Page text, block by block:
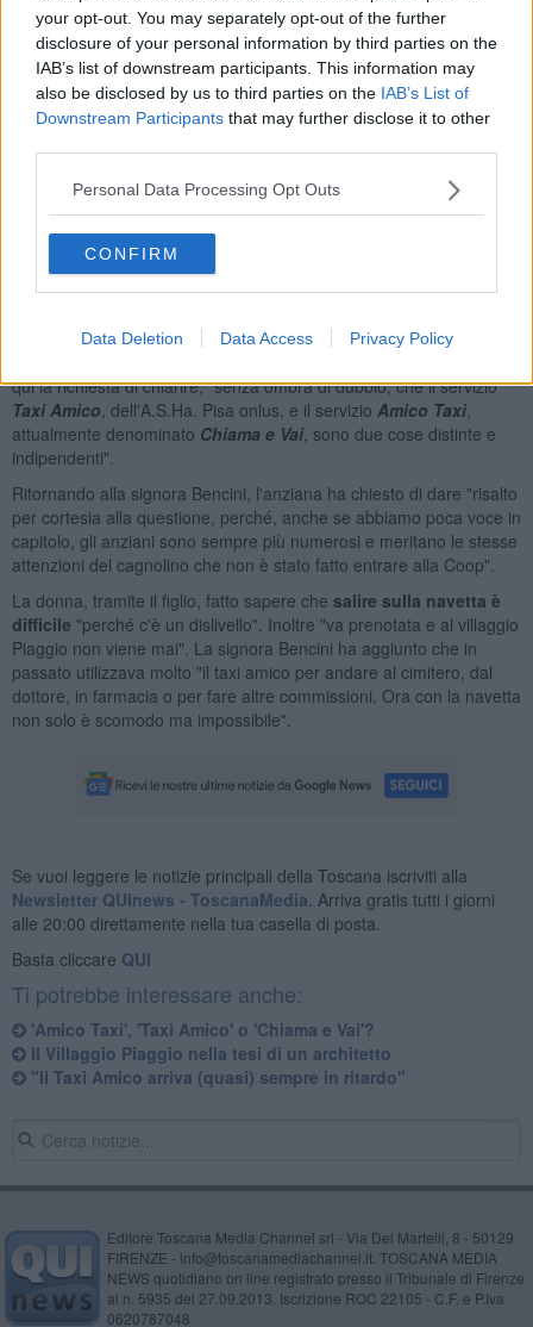
your opt-out. You may separately opt-out of the further
disclosure of your personal information by third parties on the
IAB’s list of downstream participants. This information may
also be disclosed by us to third parties on the IAB’s List of
Downstream Participants that may further disclose it to other
Personal Data Processing Opt Outs
CONFIRM
Data Deletion Data Access Privacy Policy
chiamava"Amico Taxi" e ora, addirittura, "Chiama e Vai"
però buona parte degli utenti e non solo chiamano, tanto
familiarmente quanto erroneamente, "Taxi Amico". Anche la
similitudine fra i due nomi, del resto, facilita la confusione.
"In qualità di Presidente dell'
A.S.Ha.Pisa onlus
mesi faLuigi Gariano- mi vedo costretto a ribadire cheil nostro
servizio di trasportoTaxi Amico è altro dall' Amico Taxi, che è il
servizio nato da una convenzione tra i tassisti e il comune di
Pontedera per un trasporto agevolato a favore degli anziani".
"Il nostro servizio Taxi Amico
per gli utenti dellaValderadal 2003, con un migliaio di trasporti
professionalità e puntualità del servizio stesso, riservato ai
qui la richiesta di chiarire, "senza ombra di dubbio, che il servizio
Taxi Amico , dell'A.S.Ha. Pisa onlus, e il servizio Amico Taxi,
attualmente denominato Chiama e Vai, sono due cose distinte e
indipendenti".
Ritornando alla signora Bencini, l'anziana ha chiesto di dare "risalto
per cortesia alla questione, perché, anche se abbiamo poca voce in
capitolo, gli anziani sono sempre più numerosi e meritano le stesse
attenzioni del cagnolino che non è stato fatto entrare alla Coop".
La donna, tramite il figlio, fatto sapere che salire sulla navetta è
difficile "perché c'è un dislivello". Inoltre "va prenotata e al villaggio
Piaggio non viene mai". La signora Bencini ha aggiunto che in
passato utilizzava molto "il taxi amico per andare al cimitero, dal
dottore, in farmacia o per fare altre commissioni. Ora con la navetta
non solo è scomodo ma impossibile".
Se vuoi leggere le notizie principali della Toscana iscriviti alla
Newsletter QUInews - ToscanaMedia. Arriva gratis tutti i giorni
alle 20:00 direttamente nella tua casella di posta.
Basta cliccare QUI
Ti potrebbe interessare anche:
'Amico Taxi', 'Taxi Amico' o 'Chiama e Vai'?
Il Villaggio Piaggio nella tesi di un architetto
"Il Taxi Amico arriva (quasi) sempre in ritardo"
Editore Toscana Media Channel srl - Via Dei Martelli, 8 - 50129
FIRENZE - info@toscanamediachannel.it. TOSCANA MEDIA
NEWS quotidiano on line registrato presso il Tribunale di Firenze
al n. 5935 del 27.09.2013. Iscrizione ROC 22105 - C.F. e P.Iva
0620787048